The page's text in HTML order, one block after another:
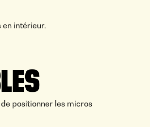
intérieur.
positionner les micros